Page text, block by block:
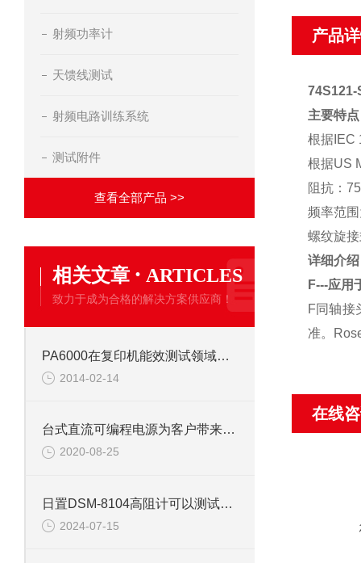
射频功率计
天馈线测试
射频电路训练系统
测试附件
查看全部产品 >>
相关文章 · ARTICLES
致力于成为合格的解决方案供应商！
PA6000在复印机能效测试领域的应用
2014-02-14
台式直流可编程电源为客户带来很大的方便
2020-08-25
日置DSM-8104高阻计可以测试哪些方面?
2024-07-15
产品
主要特点
根据IEC
根据US
阻抗：
频率范
螺纹旋
详细介绍
F---应用
F同轴接
准。
在线